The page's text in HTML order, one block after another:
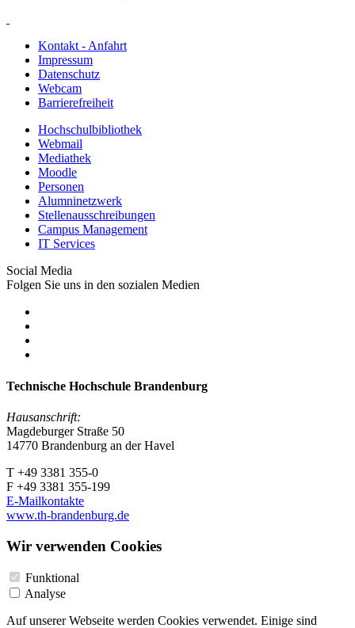
Kontakt - Anfahrt
Impressum
Datenschutz
Webcam
Barrierefreiheit
Hochschulbibliothek
Webmail
Mediathek
Moodle
Personen
Alumninetzwerk
Stellenausschreibungen
Campus Management
IT Services
Social Media
Folgen Sie uns in den sozialen Medien
Technische Hochschule Brandenburg
Hausanschrift:
Magdeburger Straße 50
14770 Brandenburg an der Havel
T +49 3381 355-0
F +49 3381 355-199
E-Mailkontakte
www.th-brandenburg.de
Wir verwenden Cookies
Funktional
Analyse
Auf unserer Webseite werden Cookies verwendet. Einige sind